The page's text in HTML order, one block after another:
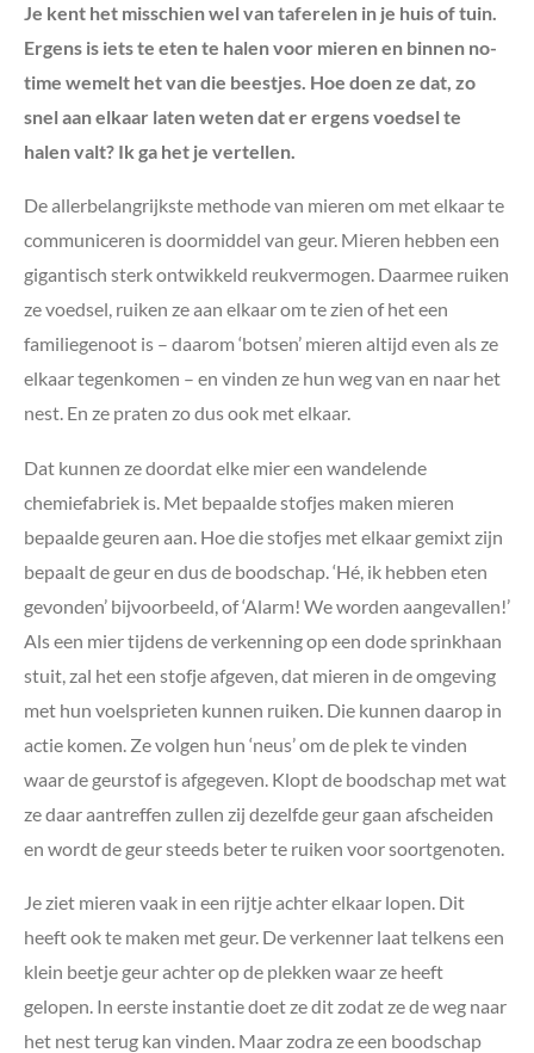
Je kent het misschien wel van taferelen in je huis of tuin.
Ergens is iets te eten te halen voor mieren en binnen no-
time wemelt het van die beestjes. Hoe doen ze dat, zo
snel aan elkaar laten weten dat er ergens voedsel te
halen valt? Ik ga het je vertellen.
De allerbelangrijkste methode van mieren om met elkaar te
communiceren is doormiddel van geur. Mieren hebben een
gigantisch sterk ontwikkeld reukvermogen. Daarmee ruiken
ze voedsel, ruiken ze aan elkaar om te zien of het een
familiegenoot is – daarom ‘botsen’ mieren altijd even als ze
elkaar tegenkomen – en vinden ze hun weg van en naar het
nest. En ze praten zo dus ook met elkaar.
Dat kunnen ze doordat elke mier een wandelende
chemiefabriek is. Met bepaalde stofjes maken mieren
bepaalde geuren aan. Hoe die stofjes met elkaar gemixt zijn
bepaalt de geur en dus de boodschap. ‘Hé, ik hebben eten
gevonden’ bijvoorbeeld, of ‘Alarm! We worden aangevallen!’
Als een mier tijdens de verkenning op een dode sprinkhaan
stuit, zal het een stofje afgeven, dat mieren in de omgeving
met hun voelsprieten kunnen ruiken. Die kunnen daarop in
actie komen. Ze volgen hun ‘neus’ om de plek te vinden
waar de geurstof is afgegeven. Klopt de boodschap met wat
ze daar aantreffen zullen zij dezelfde geur gaan afscheiden
en wordt de geur steeds beter te ruiken voor soortgenoten.
Je ziet mieren vaak in een rijtje achter elkaar lopen. Dit
heeft ook te maken met geur. De verkenner laat telkens een
klein beetje geur achter op de plekken waar ze heeft
gelopen. In eerste instantie doet ze dit zodat ze de weg naar
het nest terug kan vinden. Maar zodra ze een boodschap